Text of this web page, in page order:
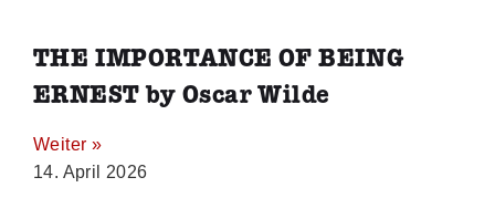
THE IMPORTANCE OF BEING
ERNEST by Oscar Wilde
Weiter »
14. April 2026